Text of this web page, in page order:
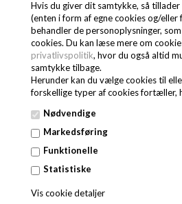
Hvis du giver dit samtykke, så
(enten i form af egne cookies og/
behandler de personoplysninger,
cookies. Du kan læse mere om
privatlivspolitik, hvor du også altid
samtykke tilbage.
Herunder kan du vælge cookies til
forskellige typer af cookies fortæller,
Nødvendige
Markedsføring
Funktionelle
Statistiske
Vis cookie detaljer
løsning at investere i en køkkenserie. På
køkkenredskaber, du skal bruge, og fordi
passer de sammen i størrelse og funktion.
om køkkenserier fra Fastshop, så du kan
bedst til dig og dit køkken.
Hvad indeholder en køkkenserie?
Køkkenserier varierer alt efter brand og
passer til dit behov. Hos Fastshop finder
Zanussi, som sikrer køkkenredskaber i
du bl.a. friture i mange størrelser,
Hvilken køkkenserie skal jeg
Præcis hvad du har brug for i dit køkken,